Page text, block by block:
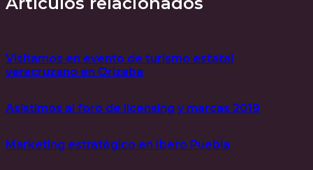
Visitamos en evento de turismo estatal
veracruzano en Orizaba
Asistimos al foro de licensing y marcas 2019
Marketing estratégico en Ibero Puebla